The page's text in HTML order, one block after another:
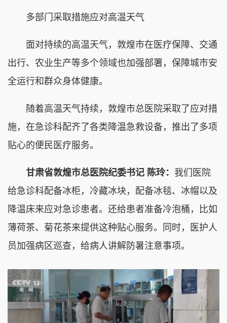
多部门采取措施应对高温天气
面对持续的高温天气，敦煌市在医疗保障、交通
出行、农业生产等多个领域也加强部署，保障城市安
全运行和群众身体健康。
随着高温天气持续，敦煌市总医院采取了应对措
施，在急诊科配齐了各类降温急救设备，推出了多项
贴心的便民医疗服务。
甘肃省敦煌市总医院纪委书记 陈玲： 我们医院
给急诊科配备冰柜，冷藏冰块，配备冰毯、冰帽以及
降温床来应对急诊患者。还给患者准备冷泡桶，比如
薄荷茶、菊花茶来提供这种贴心服务。同时，医护人
员加强病区巡查，给病人讲解防暑注意事项。